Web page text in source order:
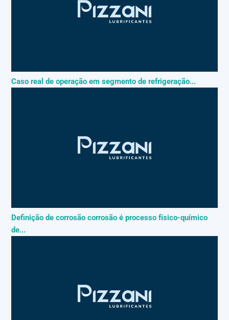
Caso real de operação em segmento de refrigeração...
Definição de corrosão corrosão é processo físico-químico
de...